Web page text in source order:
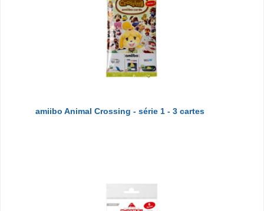
amiibo Animal Crossing - série 1 - 3 cartes